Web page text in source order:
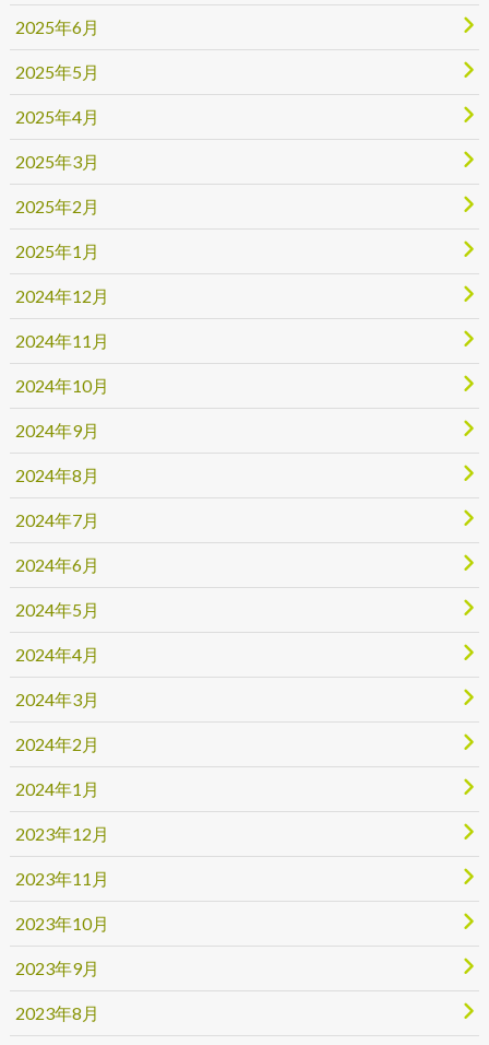
2025年6月
2025年5月
2025年4月
2025年3月
2025年2月
2025年1月
2024年12月
2024年11月
2024年10月
2024年9月
2024年8月
2024年7月
2024年6月
2024年5月
2024年4月
2024年3月
2024年2月
2024年1月
2023年12月
2023年11月
2023年10月
2023年9月
2023年8月